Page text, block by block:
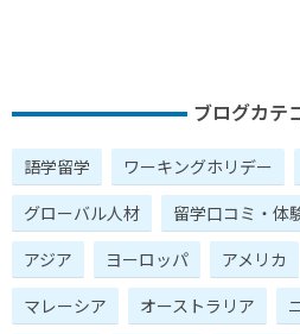
ブログカテ
語学留学 ワーキングホリデー
グローバル人材
留学口コミ・体
アジア
ヨーロッパ アメリカ
マレーシア
オーストラリア